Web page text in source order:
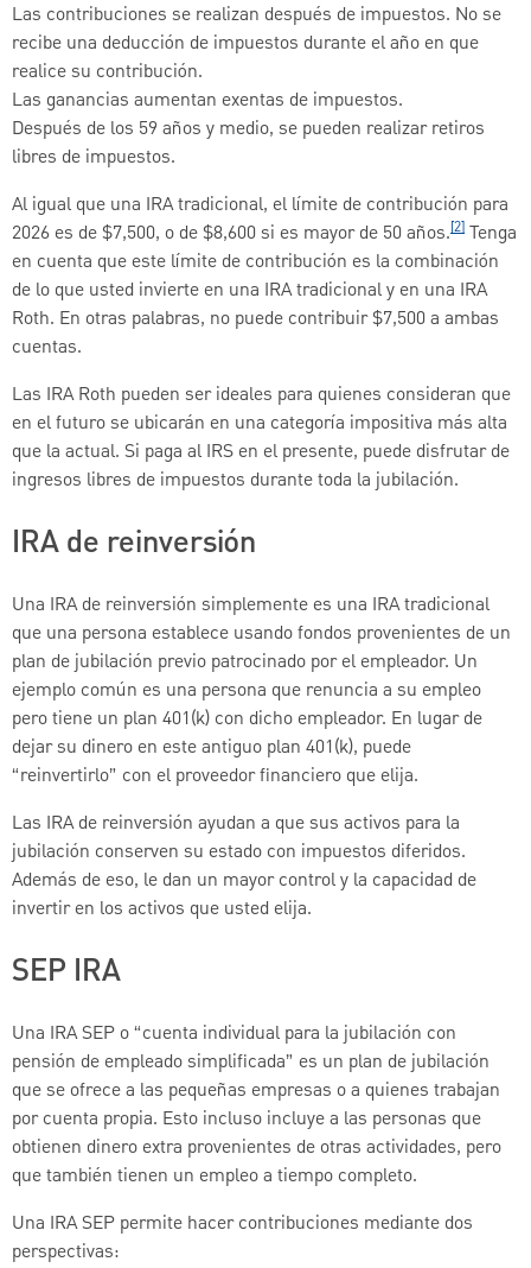
Las contribuciones se realizan después de impuestos. No se
recibe una deducción de impuestos durante el año en que
realice su contribución.
Las ganancias aumentan exentas de impuestos.
Después de los 59 años y medio, se pueden realizar retiros
libres de impuestos.
Al igual que una IRA tradicional, el límite de contribución para
2026 es de $7,500, o de $8,600 si es mayor de 50 años.[2] Tenga
en cuenta que este límite de contribución es la combinación
de lo que usted invierte en una IRA tradicional y en una IRA
Roth. En otras palabras, no puede contribuir $7,500 a ambas
cuentas.
Las IRA Roth pueden ser ideales para quienes consideran que
en el futuro se ubicarán en una categoría impositiva más alta
que la actual. Si paga al IRS en el presente, puede disfrutar de
ingresos libres de impuestos durante toda la jubilación.
IRA de reinversión
Una IRA de reinversión simplemente es una IRA tradicional
que una persona establece usando fondos provenientes de un
plan de jubilación previo patrocinado por el empleador. Un
ejemplo común es una persona que renuncia a su empleo
pero tiene un plan 401(k) con dicho empleador. En lugar de
dejar su dinero en este antiguo plan 401(k), puede
“reinvertirlo” con el proveedor financiero que elija.
Las IRA de reinversión ayudan a que sus activos para la
jubilación conserven su estado con impuestos diferidos.
Además de eso, le dan un mayor control y la capacidad de
invertir en los activos que usted elija.
SEP IRA
Una IRA SEP o “cuenta individual para la jubilación con
pensión de empleado simplificada” es un plan de jubilación
que se ofrece a las pequeñas empresas o a quienes trabajan
por cuenta propia. Esto incluso incluye a las personas que
obtienen dinero extra provenientes de otras actividades, pero
que también tienen un empleo a tiempo completo.
Una IRA SEP permite hacer contribuciones mediante dos
perspectivas: